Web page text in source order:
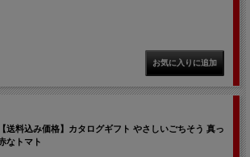
【送料込み価格】カタログギフト やさしいごちそう 真っ
なトマト